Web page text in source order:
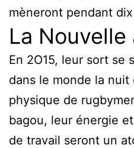
mèneront pendant dix
La Nouvelle
En 2O15, leur sort se
dans le monde la nuit
physique de
bagou, leur énergie
de travail seront un